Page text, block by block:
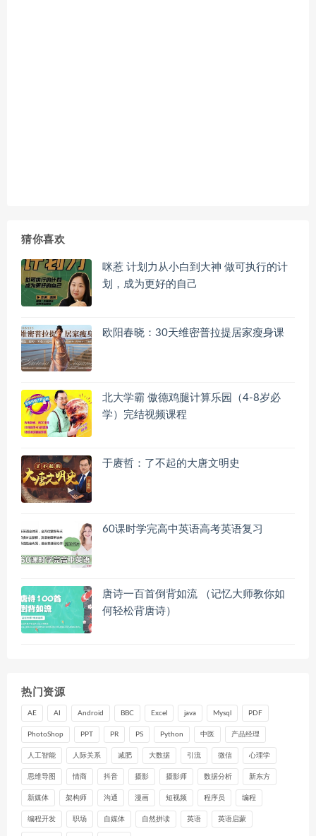
猜你喜欢
咪惹 计划力从小白到大神 做可执行的计
划，成为更好的自己
欧阳春晓：30天维密普拉提居家瘦身课
北大学霸 傲德鸡腿计算乐园（4-8岁必
学）完结视频课程
于赓哲：了不起的大唐文明史
60课时学完高中英语高考英语复习
唐诗一百首倒背如流 （记忆大师教你如
何轻松背唐诗）
热门资源
AE AI Android BBC Excel java Mysql PDF
PhotoShop PPT PR PS Python 中医 产品经理
人工智能 人际关系 减肥 大数据 引流 微信 心理学
思维导图 情商 抖音 摄影 摄影师 数据分析 新东方
新媒体 架构师 沟通 漫画 短视频 程序员 编程
编程开发 职场 自媒体 自然拼读 英语 英语启蒙